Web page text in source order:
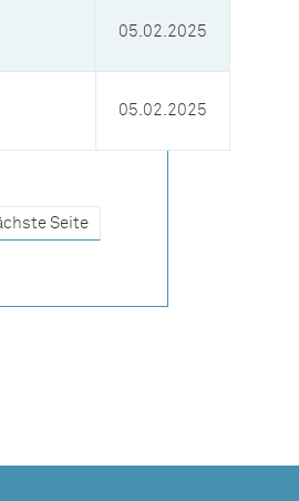
05.02.2025
05.02.2025
Seite